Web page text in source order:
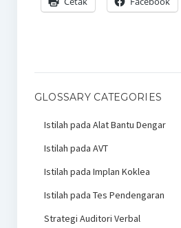
GLOSSARY CATEGORIES
Istilah pada Alat Bantu Dengar
Istilah pada AVT
Istilah pada Implan Koklea
Istilah pada Tes Pendengaran
Strategi Auditori Verbal